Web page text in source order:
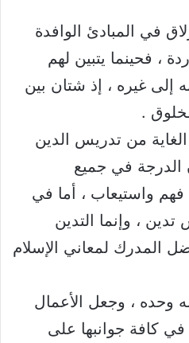
في المبادئ الوافدة
، فحينما يتبين لهم
إلى غيره ، إذ شتان بين
.
من تدريس الدين
في جميع
فهم واستيعاب ، أما في
، وإنما التدين
المدرك لمعاني الإسلام
وحده ، وجعل الأعمال
كافة جوانبها على